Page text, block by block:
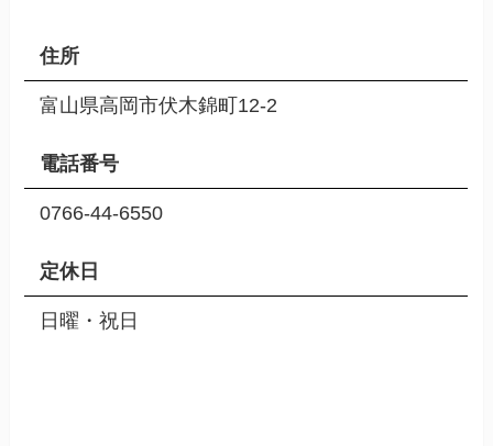
住所
富山県高岡市伏木錦町12-2
電話番号
0766-44-6550
定休日
日曜・祝日